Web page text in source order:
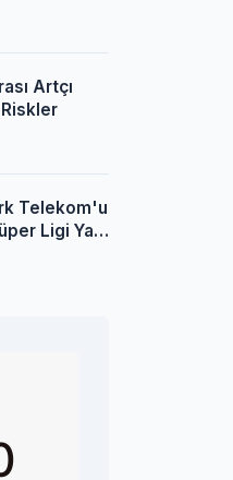
Artçı
Telekom'u
Ligi Yarı